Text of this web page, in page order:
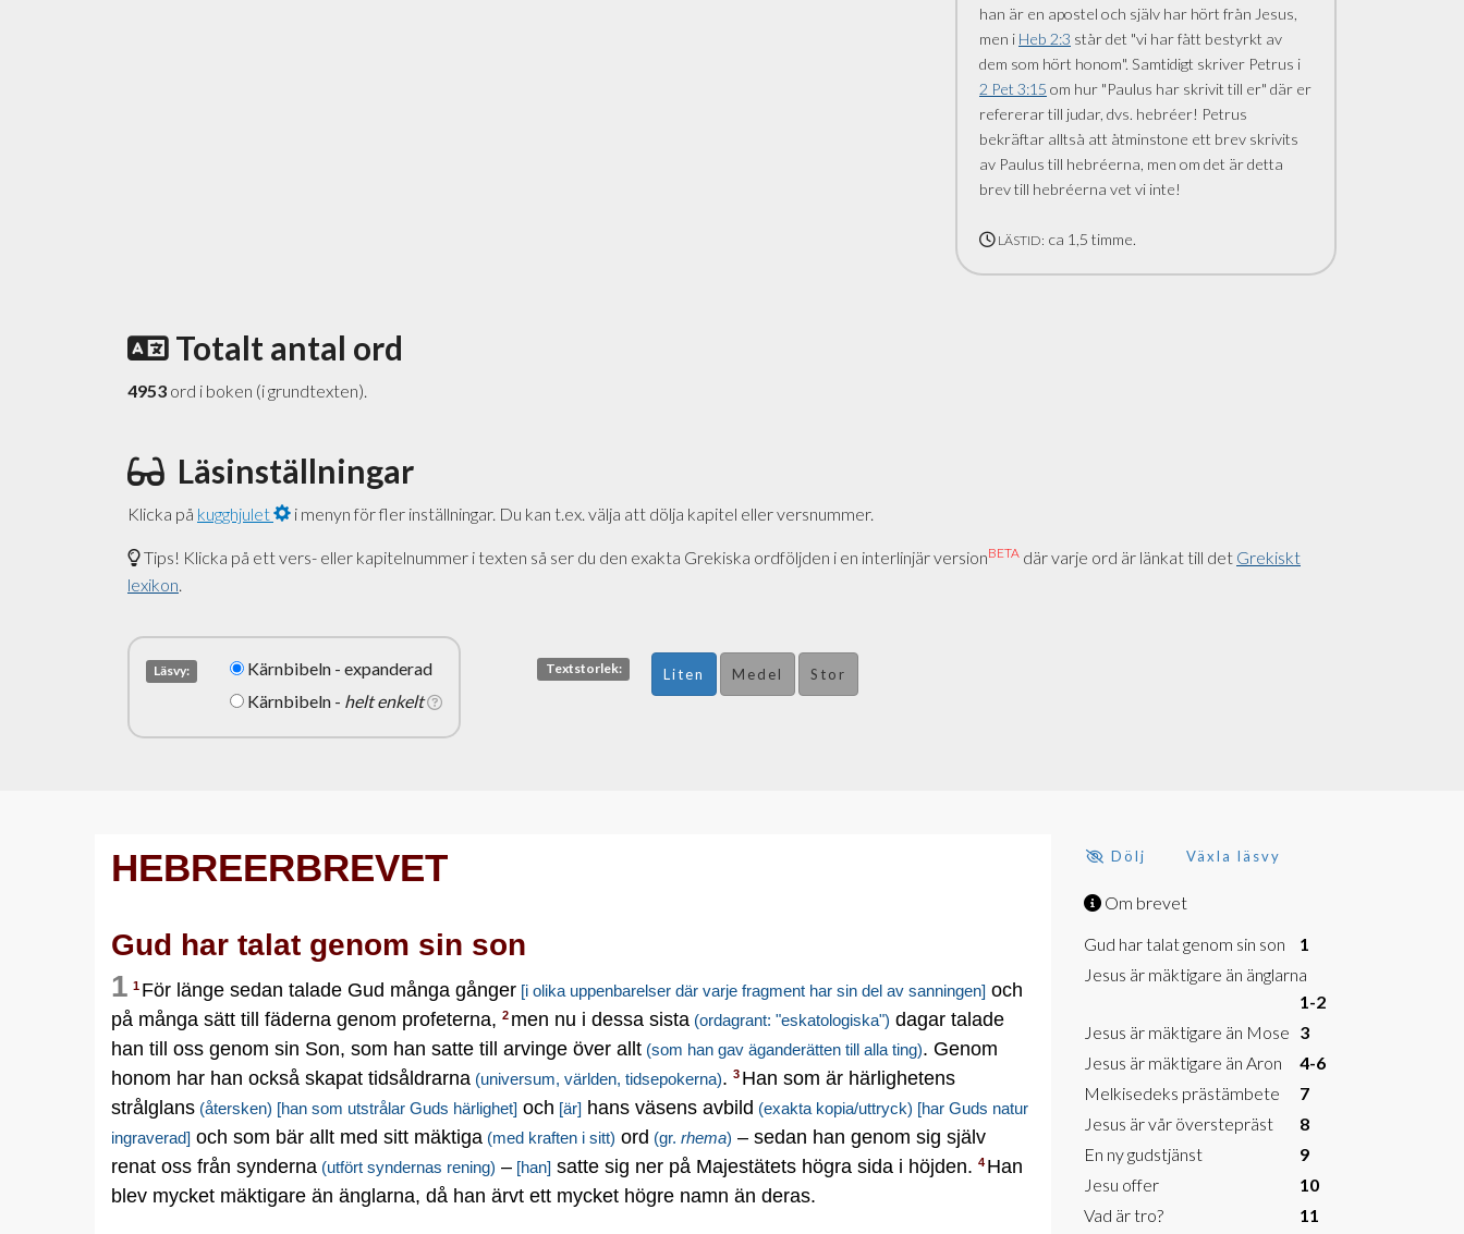
han är en apostel och själv har hört från Jesus,
men i Heb 2:3 står det "vi har fått bestyrkt av
dem som hört honom". Samtidigt skriver Petrus i
2 Pet 3:15 om hur "Paulus har skrivit till er" där er
refererar till judar, dvs. hebréer! Petrus
bekräftar alltså att åtminstone ett brev skrivits
av Paulus till hebréerna, men om det är detta
brev till hebréerna vet vi inte!
LÄSTID: ca 1,5 timme.
Totalt antal ord
4953 ord i boken (i grundtexten).
Läsinställningar
Klicka på kugghjulet i menyn för fler inställningar. Du kan t.ex. välja att dölja kapitel eller versnummer.
Tips! Klicka på ett vers- eller kapitelnummer i texten så ser du den exakta Grekiska ordföljden i en interlinjär versionBETA där varje ord är länkat till det Grekiskt
lexikon.
Läsvy:
Kärnbibeln - expanderad
Kärnbibeln - helt enkelt
Textstorlek: Liten Medel Stor
HEBREERBREVET
Gud har talat genom sin son
1 1 För länge sedan talade Gud många gånger [i olika uppenbarelser där varje fragment har sin del av sanningen] och
på många sätt till fäderna genom profeterna, 2 men nu i dessa sista (ordagrant: "eskatologiska") dagar talade
han till oss genom sin Son, som han satte till arvinge över allt (som han gav äganderätten till alla ting). Genom
honom har han också skapat tidsåldrarna (universum, världen, tidsepokerna). 3 Han som är härlighetens
strålglans (återsken) [han som utstrålar Guds härlighet] och [är] hans väsens avbild (exakta kopia/uttryck) [har Guds natur
ingraverad] och som bär allt med sitt mäktiga (med kraften i sitt) ord (gr. rhema) – sedan han genom sig själv
renat oss från synderna (utfört syndernas rening) – [han] satte sig ner på Majestätets högra sida i höjden. 4 Han
blev mycket mäktigare än änglarna, då han ärvt ett mycket högre namn än deras.
Dölj Växla läsvy
Om brevet
Gud har talat genom sin son
1
Jesus är mäktigare än änglarna
1-2
Jesus är mäktigare än Mose 3
Jesus är mäktigare än Aron
4-6
Melkisedeks prästämbete
7
Jesus är vår överstepräst
8
En ny gudstjänst
9
Jesu offer
10
Vad är tro?
11